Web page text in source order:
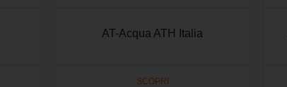
AT-Acqua ATH Italia
SCOPRI